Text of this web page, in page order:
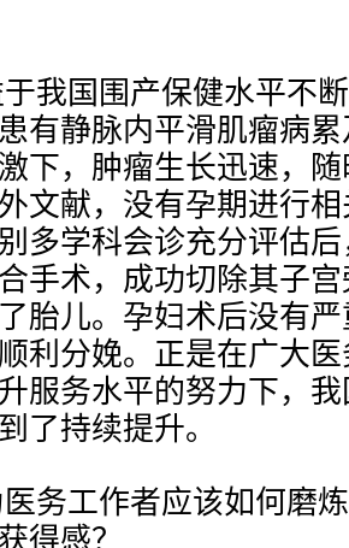
我国围产保健水平不
有静脉内平滑肌瘤病
下，肿瘤生长迅速，
文献，没有孕期进行
多学科会诊充分评估
手术，成功切除其子
胎儿。孕妇术后没有
利分娩。正是在广大
服务水平的努力下，
了持续提升。
务工作者应该如何磨
得感？